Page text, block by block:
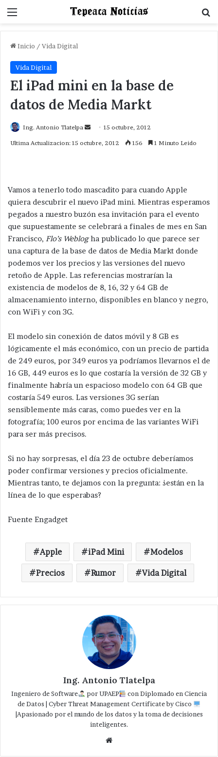
Menu
Inicio / Vida Digital
Vida Digital
El iPad mini en la base de
datos de Media Markt
Ing. Antonio Tlatelpa
Send15 octubre, 2012
Ultima Actualizacion: 15 octubre, 2012 156 1 Minuto Leido
Vamos a tenerlo todo mascadito para cuando Apple
quiera descubrir el nuevo iPad mini. Mientras esperamos
pegados a nuestro buzón esa invitación para el evento
que supuestamente se celebrará a finales de mes en San
Francisco, Flo’s Weblogha publicado lo que parece ser
una captura de la base de datos de Media Markt donde
podemos ver los precios y las versiones del nuevo
retoño de Apple. Las referencias mostrarían la
existencia de modelos de 8, 16, 32 y 64 GB de
almacenamiento interno, disponibles en blanco y negro,
con WiFi y con 3G.
El modelo sin conexión de datos móvil y 8 GB es
lógicamente el más económico, con un precio de partida
de 249 euros, por 349 euros ya podríamos llevarnos el de
16 GB, 449 euros es lo que costaría la versión de 32 GB y
finalmente habría un espacioso modelo con 64 GB que
costaría 549 euros. Las versiones 3G serían
sensiblemente más caras, como puedes ver en la
fotografía; 100 euros por encima de las variantes WiFi
para ser más precisos.
Si no hay sorpresas, el día 23 de octubre deberíamos
poder confirmar versiones y precios oficialmente.
Mientras tanto, te dejamos con la pregunta: ¿están en la
línea de lo que esperabas?
Fuente Engadget
Apple iPad Mini Modelos
Precios Rumor Vida Digital
Ing. Antonio Tlatelpa
Ingeniero de Software por UPAEP
con Diplomado en Ciencia
de Datos | Cyber Threat Management Certificate by Cisco
|Apasionado por el mundo de los datos y la toma de decisiones
inteligentes.